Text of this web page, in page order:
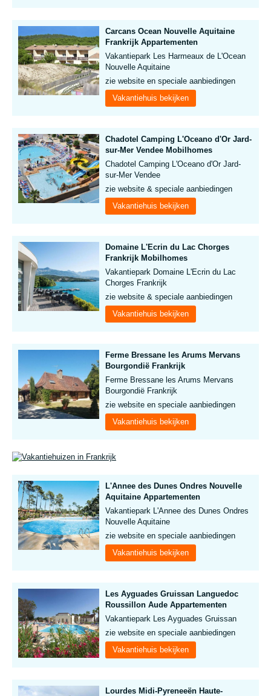
Carcans Ocean Nouvelle Aquitaine
Frankrijk Appartementen
Vakantiepark Les Harmeaux de L'Ocean
Nouvelle Aquitaine
zie website en speciale aanbiedingen
Vakantiehuis bekijken
Chadotel Camping L'Oceano d'Or Jard-
sur-Mer Vendee Mobilhomes
Chadotel Camping L'Oceano d'Or Jard-
sur-Mer Vendee
zie website & speciale aanbiedingen
Vakantiehuis bekijken
Domaine L'Ecrin du Lac Chorges
Frankrijk Mobilhomes
Vakantiepark Domaine L'Ecrin du Lac
Chorges Frankrijk
zie website & speciale aanbiedingen
Vakantiehuis bekijken
Ferme Bressane les Arums Mervans
Bourgondië Frankrijk
Ferme Bressane les Arums Mervans
Bourgondië Frankrijk
zie website en speciale aanbiedingen
Vakantiehuis bekijken
L'Annee des Dunes Ondres Nouvelle
Aquitaine Appartementen
Vakantiepark L'Annee des Dunes Ondres
Nouvelle Aquitaine
zie website en speciale aanbiedingen
Vakantiehuis bekijken
Les Ayguades Gruissan Languedoc
Roussillon Aude Appartementen
Vakantiepark Les Ayguades Gruissan
zie website en speciale aanbiedingen
Vakantiehuis bekijken
Lourdes Midi-Pyreneeën Haute-